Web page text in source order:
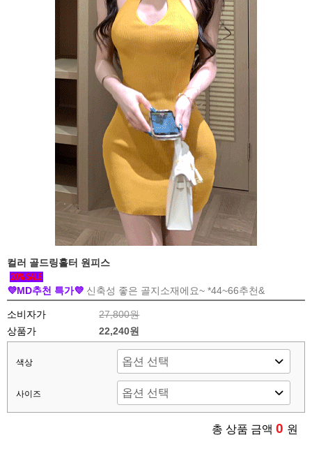
컬러 골드링홀터 원피스
💜MD추천 특가💜 신축성 좋은 골지소재에요~ *44~66추천&
소비자가
27,800원
상품가
22,240원
색상
사이즈
총 상품 금액 0 원